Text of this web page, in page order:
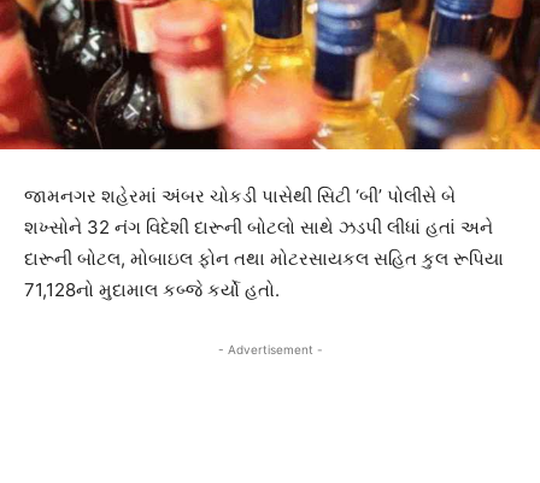
જામનગર શહેરમાં અંબર ચોકડી પાસેથી સિટી ‘બી’ પોલીસે બે
શખ્સોને 32 નંગ વિદેશી દારૂની બોટલો સાથે ઝડપી લીધાં હતાં અને
દારૂની બોટલ, મોબાઇલ ફોન તથા મોટરસાયકલ સહિત કુલ રૂપિયા
71,128નો મુદામાલ કબ્જે કર્યો હતો.
- Advertisement -